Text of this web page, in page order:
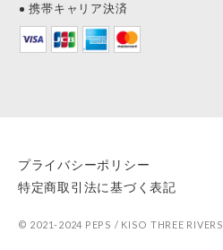
携帯キャリア決済
プライバシーポリシー
特定商取引法に基づく表記
© 2021-2024 PEPS / KISO THREE RIVERS